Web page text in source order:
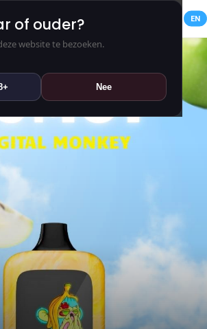
of ouder?
website te bezoeken.
Nee
EN